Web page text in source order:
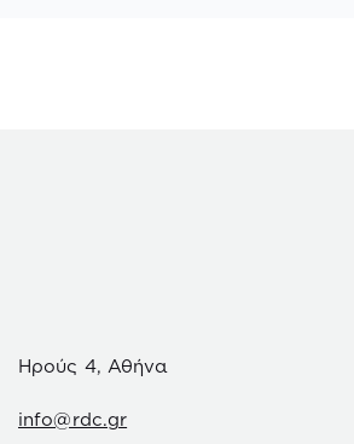
Ηρούς 4, Αθήνα
info@rdc.gr